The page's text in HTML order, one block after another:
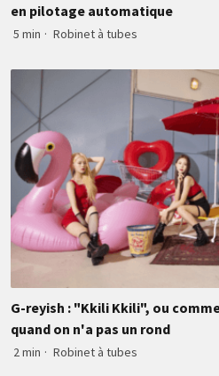
en pilotage automatique
5 min · Robinet à tubes
G-reyish : "Kkili Kkili", ou
quand on n'a pas un rond
2 min · Robinet à tubes